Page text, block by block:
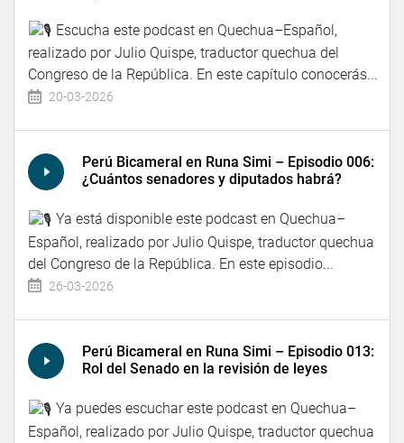
Escucha este podcast en Quechua–Español,
realizado por Julio Quispe, traductor quechua del
Congreso de la República. En este capítulo conocerás...
20-03-2026
Perú Bicameral en Runa Simi – Episodio 006:
¿Cuántos senadores y diputados habrá?
Ya está disponible este podcast en Quechua–
Español, realizado por Julio Quispe, traductor quechua
del Congreso de la República. En este episodio...
26-03-2026
Perú Bicameral en Runa Simi – Episodio 013:
Rol del Senado en la revisión de leyes
Ya puedes escuchar este podcast en Quechua–
Español, realizado por Julio Quispe, traductor quechua